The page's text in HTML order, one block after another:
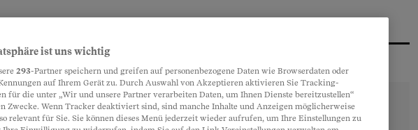
erstmals
das Museum,
ist uns wichtig
293-Partner speichern und greifen auf personenbezogene Daten wie Browserdaten oder
auf Ihrem Gerät zu. Durch Auswahl von Akzeptieren aktivieren Sie Tracking-
für die unter „Wir und unsere Partner verarbeiten Daten, um Ihnen Dienste bereitzustellen“
Zwecke. Wenn Tracker deaktiviert sind, sind manche Inhalte und Anzeigen möglicherweise
relevant für Sie. Sie können dieses Menü jederzeit wieder aufrufen, um Ihre Einstellungen zu